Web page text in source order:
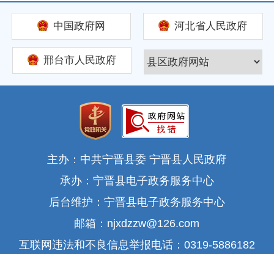
中国政府网 河北省人民政府
邢台市人民政府
主办：中共宁晋县委 宁晋县人民政府
承办：宁晋县电子政务服务中心
后台维护：宁晋县电子政务服务中心
邮箱：njxdzzw@126.com
互联网违法和不良信息举报电话：0319-5886182